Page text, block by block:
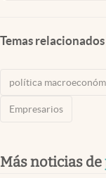
Temas relacionados
política
Empresarios
Más noticias de